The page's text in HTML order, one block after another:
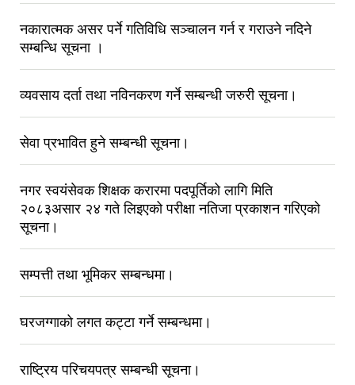
नकारात्मक असर पर्ने गतिविधि सञ्‍चालन गर्न र गराउने नदिने
सम्बन्धि सूचना ।
व्यवसाय दर्ता तथा नविनकरण गर्ने सम्बन्धी जरुरी सूचना।
सेवा प्रभावित हुने सम्बन्धी सूचना।
नगर स्वयंसेवक शिक्षक करारमा पदपूर्तिको लागि मिति
२०८३असार २४ गते लिइएको परीक्षा नतिजा प्रकाशन गरिएको
सूचना।
सम्पत्ती तथा भूमिकर सम्बन्धमा।
घरजग्गाको लगत कट्टा गर्ने सम्बन्धमा।
राष्ट्रिय परिचयपत्र सम्बन्धी सूचना।